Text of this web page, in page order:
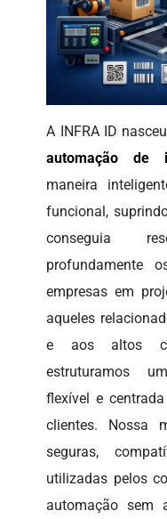
A INFRA ID
automação de
maneira
funcional,
conseguia
profundamente
empresas em
aqueles
e aos altos
estruturamos
flexível e
clientes. Nossa
seguras,
utilizadas pelos
automação sem